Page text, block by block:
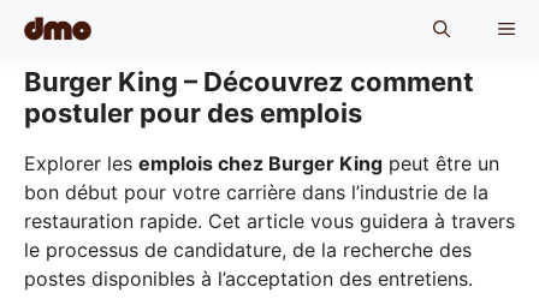
Skip
content
Burger King – Découvrez comment
postuler pour des emplois
Explorer les emplois chez Burger King peut être un
bon début pour votre carrière dans l’industrie de la
restauration rapide. Cet article vous guidera à travers
le processus de candidature, de la recherche des
postes disponibles à l’acceptation des entretiens.